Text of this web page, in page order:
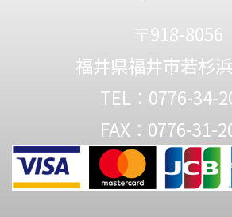
〒918-8056
福井県福井市若杉
TEL：0776-34-
FAX：0776-31-